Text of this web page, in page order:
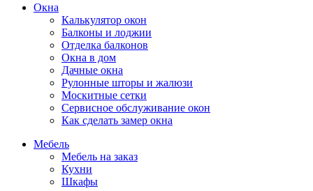
Окна
Калькулятор окон
Балконы и лоджии
Отделка балконов
Окна в дом
Дачные окна
Рулонные шторы и жалюзи
Москитные сетки
Сервисное обслуживание окон
Как сделать замер окна
Мебель
Мебель на заказ
Кухни
Шкафы